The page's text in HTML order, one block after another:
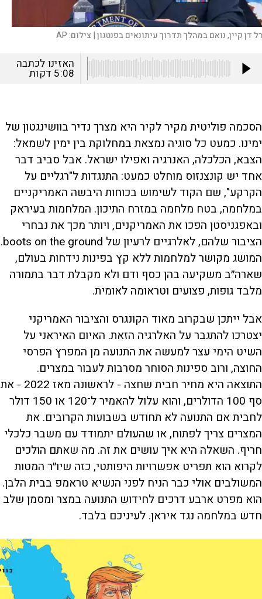
דן קיין, נואם במהלך תדרוך עיתונאים בפנטגון | צילום:AP
האזינו לכתבה
5:08 דקות
הסכמה פוליטית מקיר לקיר היא מצרך נדיר בוושינגטון של
ימינו. כמעט כל סוגיה נמצאת במחלוקת בין ימין לשמאל:
הצבא, הכלכלה, האנרגיה ואפילו ישראל. אבל סביב דבר
אחד יש קונצנזוס מוחלט כמעט: התנגדות ל"רגליים על
הקרקע", שם הקוד לשימוש בכוחות היבשה האמריקניים
במלחמה, בטח מלחמה במזרח התיכון. המלחמות בעיראק
ובאפגניסטן הפכו את האמריקנים, ויותר מכך את נבחרי
הציבור שלהם, לאלרגיים לרעיון של boots on the ground.
המושג מקושר למלחמות ללא קץ בפינות נידחות בעולם,
שארה״ב משקיעה בהן כסף ודם ולא מקבלת דבר בתמורה
מלבד גופות, פצועים וטראומה לאומית.
אבל ייתכן שבקרוב מאוד הקונגרס והציבור האמריקני
יצטרכו להתגבר על האלרגיה הזאת. האיום האיראני על
השיט הימי עצר למעשה את התנועה מן המפרץ הפרסי
החוצה, ורוב ספינות הסוחר מסרבות לעבור במצרים.
התוצאה היא מחיר חבית שחצה - לראשונה מאז 2022 - את
סף 100 הדולרים, והוא עלול להאמיר ל־120 או 150 דולר
לחבית אם התנועה לא תחודש בשבועות הקרובים. את
המצרים צריך לפתוח, או שהעולם יתמודד עם משבר כלכלי
חריף. השאלה היא איך עושים את זה. מה שאתם הולכים
לקרוא הוא תפריט אפשרויות היפותטי, כזה שיו״ר המטות
המשולבים אולי כבר הניח לפני הנשיא טראמפ בבית הלבן.
הוא מפרט ארבע דרכים לחידוש התנועה במצר ומסמן שלב
חדש במלחמה נגד איראן. לעיניכם בלבד.